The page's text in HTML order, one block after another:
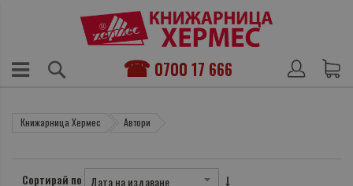
0700 17 666
Книжарница Хермес Автори
Сортирай по